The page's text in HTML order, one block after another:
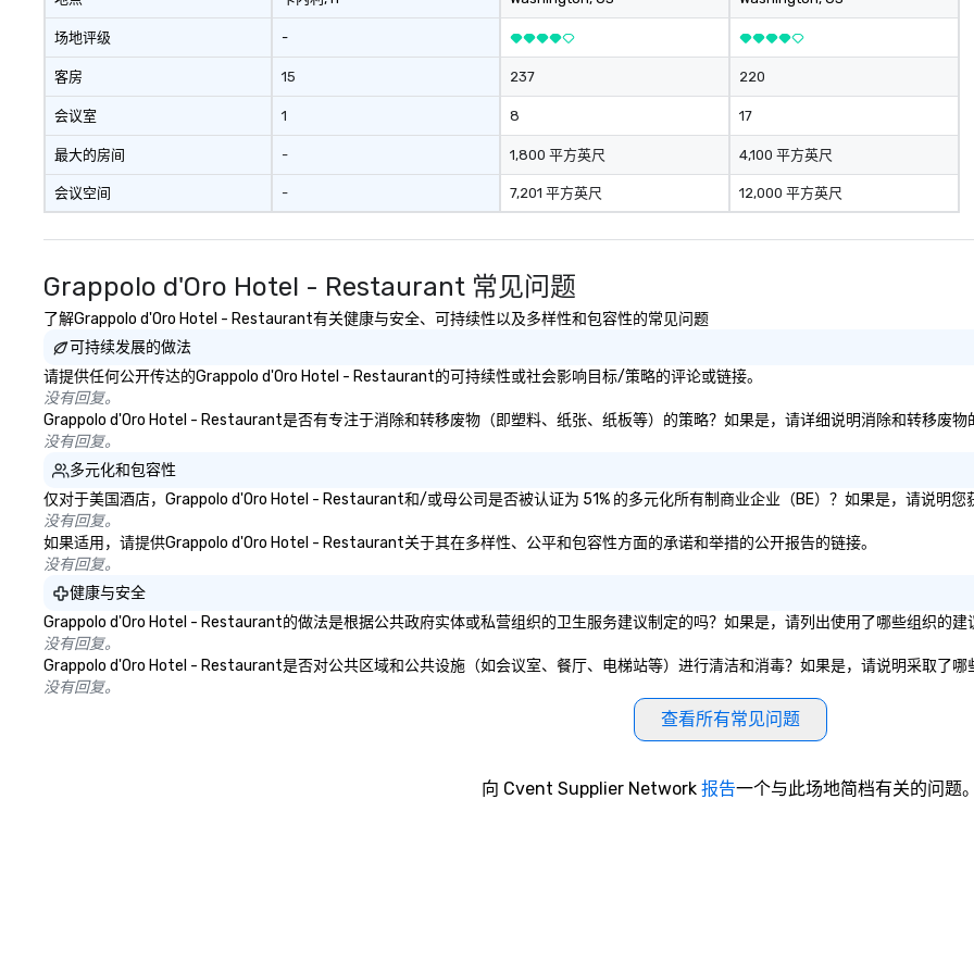
场地评级
客房
会议室
最大的房间
会议空间
-
15
1
-
-
237
8
1,800 平方英尺
7,201 平方英尺
220
17
4,100 平方英尺
12,000 平方英尺
Grappolo d'Oro Hotel - Restaurant 常见问题
了解Grappolo d'Oro Hotel - Restaurant有关健康与安全、可持续性以及多样性和包容性的常见问题
可持续发展的做法
请提供任何公开传达的Grappolo d'Oro Hotel - Restaurant的可持续性或社会影响目标/策略的评论或链接。
没有回复。
Grappolo d'Oro Hotel - Restaurant是否有专注于消除和转移废物（即塑料、纸张、纸板等）的策略？如果是，请详细说明消除和转移废物
没有回复。
多元化和包容性
仅对于美国酒店，Grappolo d'Oro Hotel - Restaurant和/或母公司是否被认证为 51% 的多元化所有制商业企业（BE）？如果是，请说明您
没有回复。
如果适用，请提供Grappolo d'Oro Hotel - Restaurant关于其在多样性、公平和包容性方面的承诺和举措的公开报告的链接。
没有回复。
健康与安全
Grappolo d'Oro Hotel - Restaurant的做法是根据公共政府实体或私营组织的卫生服务建议制定的吗？如果是，请列出使用了哪些组织的建
没有回复。
Grappolo d'Oro Hotel - Restaurant是否对公共区域和公共设施（如会议室、餐厅、电梯站等）进行清洁和消毒？如果是，请说明采取了哪
没有回复。
查看所有常见问题
向 Cvent Supplier Network 报告一个与此场地简档有关的问题。